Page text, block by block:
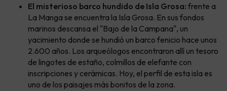
El misterioso barco hundido de Isla Grosa: frente a
La Manga se encuentra la Isla Grosa. En sus fondos
marinos descansa el "Bajo de la Campana", un
yacimiento donde se hundió un barco fenicio hace unos
2.600 años. Los arqueólogos encontraron allí un tesoro
de lingotes de estaño, colmillos de elefante con
inscripciones y cerámicas. Hoy, el perfil de esta isla es
uno de los paisajes más bonitos de la zona.